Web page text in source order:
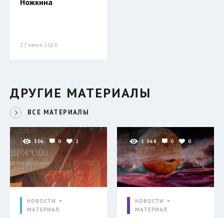
27 июня 2026
ДРУГИЕ МАТЕРИАЛЫ
ВСЕ МАТЕРИАЛЫ
306 0 2
НОВОСТИ
МАТЕРИАЛ
1 368 0 0
НОВОСТИ
МАТЕРИАЛ